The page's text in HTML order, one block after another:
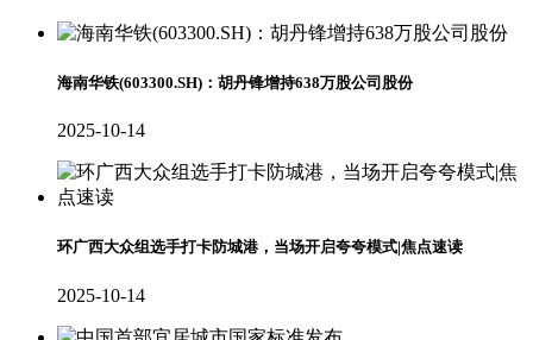
海南华铁(603300.SH)：胡丹锋增持638万股公司股份
2025-10-14
环广西大众组选手打卡防城港，当场开启夸夸模式|焦点速读
2025-10-14